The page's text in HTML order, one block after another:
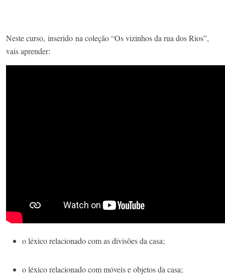
Neste curso, inserido na coleção “Os vizinhos da rua dos Rios”,
vais aprender:
o léxico relacionado com as divisões da casa;
o léxico relacionado com móveis e objetos da casa;